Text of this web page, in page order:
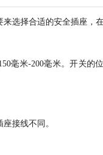
选择合适的安全插座，
毫米-200毫米。开关的
接线不同。